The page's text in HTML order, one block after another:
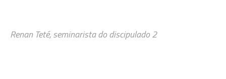
Renan Teté, seminarista do discipulado 2